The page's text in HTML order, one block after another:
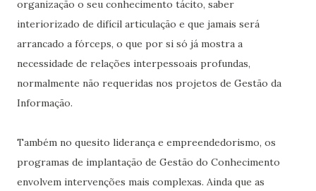
organização o seu conhecimento tácito, saber
interiorizado de difícil articulação e que jamais será
arrancado a fórceps, o que por si só já mostra a
necessidade de relações interpessoais profundas,
normalmente não requeridas nos projetos de Gestão da
Informação.
Também no quesito liderança e empreendedorismo, os
programas de implantação de Gestão do Conhecimento
envolvem intervenções mais complexas. Ainda que as